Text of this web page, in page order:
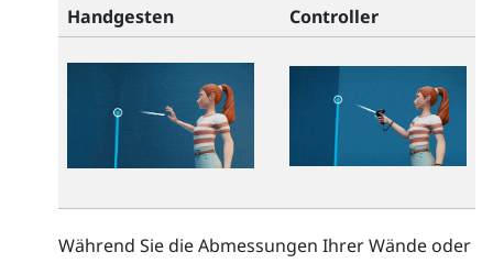
Handgesten
Controller
Während Sie die Abmessungen Ihrer Wände oder